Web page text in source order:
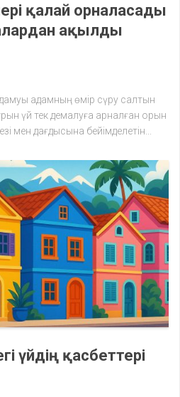
қалай орналасады
ақылды
адамның өмір сүру салтын
үй тек демалуға арналған орын
мен дағдысына бейімделетін...
үйдің қасбеттері